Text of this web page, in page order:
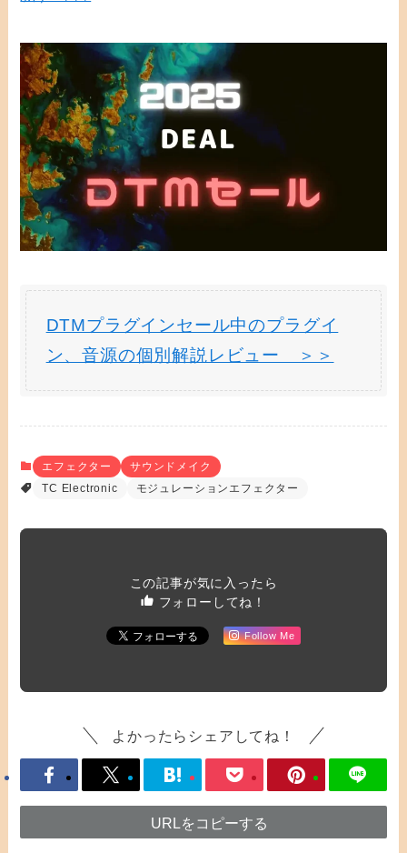
DTMプラグインセール中のプラグイ
ン、音源の個別解説レビュー ＞＞
エフェクター
サウンドメイク
TC Electronic
モジュレーションエフェクター
この記事が気に入ったら
フォローしてね！
Follow Me
よかったらシェアしてね！
URLをコピーする